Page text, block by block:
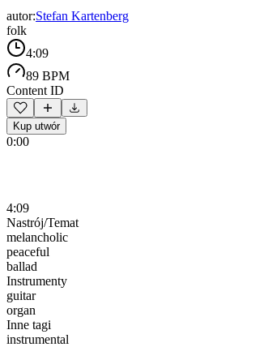
autor:Stefan Kartenberg
folk
4:09
89 BPM
Content ID
Kup utwór
0:00
4:09
Nastrój/Temat
melancholic
peaceful
ballad
Instrumenty
guitar
organ
Inne tagi
instrumental